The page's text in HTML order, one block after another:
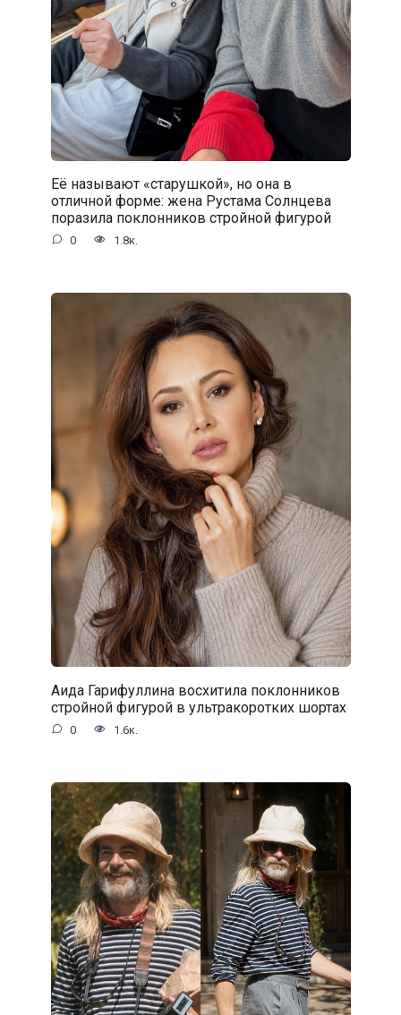
Её называют «старушкой», но она в
отличной форме: жена Рустама Солнцева
поразила поклонников стройной фигурой
0 1.8к.
Аида Гарифуллина восхитила поклонников
стройной фигурой в ультракоротких шортах
0 1.6к.